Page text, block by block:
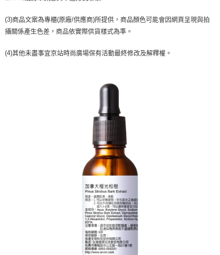
【繳款方式說明】
醒簡訊。
2.透過簡訊連結打開帳單後，可選擇「超商條碼／台灣大直營門市／銀行轉
【注意事項】
買賣價金債權讓與本公司後，依約使用本公司帳單繳交帳款。
2.基於同意付款使用「大哥付你分期」之契約關係目的，商店將以您的個人
由本公司與您本人進行分期帳單所需資料之確認、核對及更正。
3.完整用戶服務條款，請詳閱以下連結：
https://oppay.tw/userRule
【「AFTEE先享後付」結帳流程】
１．於結帳方式選擇「AFTEE先享後付」後，將跳轉至「AFTEE先享後付」
結帳頁面，進行簡訊認證並確認金額後，即可完成結帳。
３．收到繳費通知簡訊後14天內，點擊此簡訊中的連結，可透過四大超商／
https://netprotections.freshdesk.com/support/home
１．透過由恩沛科技股份有限公司提供之「AFTEE先享後付」服務完成之交
易，需依本服務之必要範圍內提供個人資料，並將交易相關給付款項請求債
權轉讓予恩沛科技股份有限公司。
２．關於個人資料處理事宜，請瀏覽以下網址：
https://aftee.tw/terms/#terms3
３．未成年的使用者請事先徵得法定代理人或監護人之同意方可使用
「AFTEE先享後付」，若未經同意申辦者引起之損失，本公司不負相關責
４．使用「AFTEE先享後付」時，將依據個別帳號之用戶狀況，依本公司即
時審查核予不同之上限額度；若仍有額度不足之情形，本公司將視審查結果
５．嚴禁一人註冊多個帳號或使用他人資訊註冊。若發現惡意使用之情形，
恩沛科技股份有限公司將有權停止該用戶之使用額度並採取法律行動。
付款後7-11取貨
請自備購物袋，若需購買紙袋可現場詢問
(3)商品文案為專櫃(原廠/供應商)所提供，商品顏色可能會因網頁呈現與拍
攝關係產生色差，商品依實際供貨樣式為準。
(4)其他未盡事宜京站時尚廣場保有活動最終修改及解釋權。